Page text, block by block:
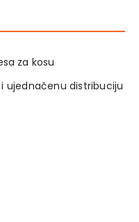
za kosu
ujednačenu distribuciju